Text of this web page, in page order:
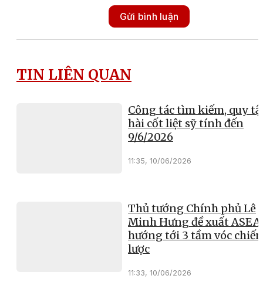
Gửi bình luận
TIN LIÊN QUAN
Công tác tìm kiếm, quy
hài cốt liệt sỹ tính đến
9/6/2026
11:35, 10/06/2026
Thủ tướng Chính phủ Lê
Minh Hưng đề xuất
hướng tới 3 tầm vóc chiến
lược
11:33, 10/06/2026